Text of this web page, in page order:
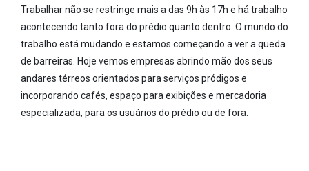
Trabalhar não se restringe mais a das 9h às 17h e há trabalho
acontecendo tanto fora do prédio quanto dentro. O mundo do
trabalho está mudando e estamos começando a ver a queda
de barreiras. Hoje vemos empresas abrindo mão dos seus
andares térreos orientados para serviços pródigos e
incorporando cafés, espaço para exibições e mercadoria
especializada, para os usuários do prédio ou de fora.